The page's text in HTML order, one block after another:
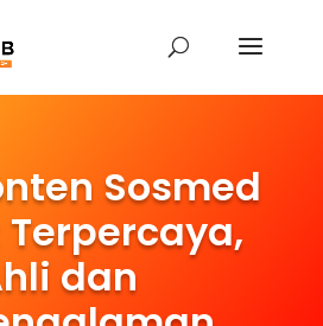
Sosmed
Terpercaya,
dan